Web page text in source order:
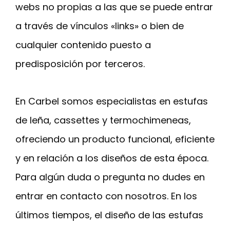
webs no propias a las que se puede entrar
a través de vínculos «links» o bien de
cualquier contenido puesto a
predisposición por terceros.
En Carbel somos especialistas en estufas
de leña, cassettes y termochimeneas,
ofreciendo un producto funcional, eficiente
y en relación a los diseños de esta época.
Para algún duda o pregunta no dudes en
entrar en contacto con nosotros. En los
últimos tiempos, el diseño de las estufas